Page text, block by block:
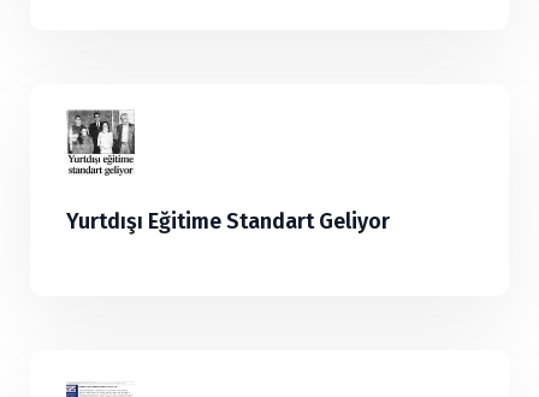
Yurtdışı Eğitime Standart Geliyor